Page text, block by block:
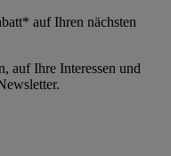
auf Ihren nächsten
auf Ihre Interessen und